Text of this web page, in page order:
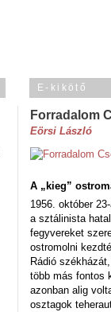
E-kikötő
Forradalom
Eörsi László
A „kieg”
1956. október
a sztálinista
fegyvereket
ostromolni
Rádió
több más fontos
azonban alig
osztagok